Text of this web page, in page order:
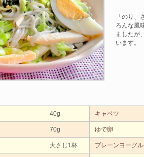
「のり
ろんな風
ましたが
います。
40g キャベツ
70g ゆで卵
大さじ1杯 プレーンヨーグ